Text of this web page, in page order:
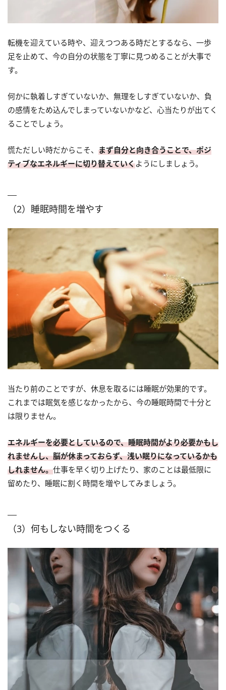
転機を迎えている時や、迎えつつある時だとするなら、一歩
足を止めて、今の自分の状態を丁寧に見つめることが大事で
す。
何かに執着しすぎていないか、無理をしすぎていないか、負
の感情をため込んでしまっていないかなど、心当たりが出てく
ることでしょう。
慌ただしい時だからこそ、 まず自分と向き合うことで、ポジ
ティブなエネルギーに切り替えていくようにしましょう。
（2）睡眠時間を増やす
当たり前のことですが、休息を取るには睡眠が効果的です。
これまでは眠気を感じなかったから、今の睡眠時間で十分と
は限りません。
エネルギーを必要としているので、睡眠時間がより必要かもし
れませんし、脳が休まっておらず、浅い眠りになっているかも
しれません。仕事を早く切り上げたり、家のことは最低限に
留めたり、睡眠に割く時間を増やしてみましょう。
（3）何もしない時間をつくる